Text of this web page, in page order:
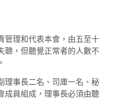
理和代表本會，由五至十
聰，但聽覺正常者的人數不
理事長二名、司庫一名、秘
成員組成，理事長必須由聽